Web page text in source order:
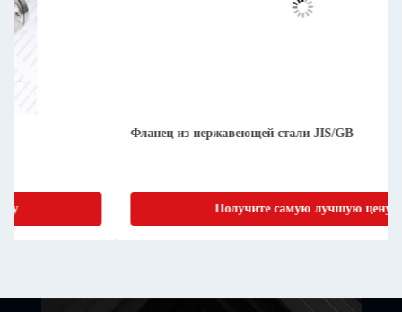
Фланец из нержавеющей стали JIS/GB
Получите самую лучшую цену